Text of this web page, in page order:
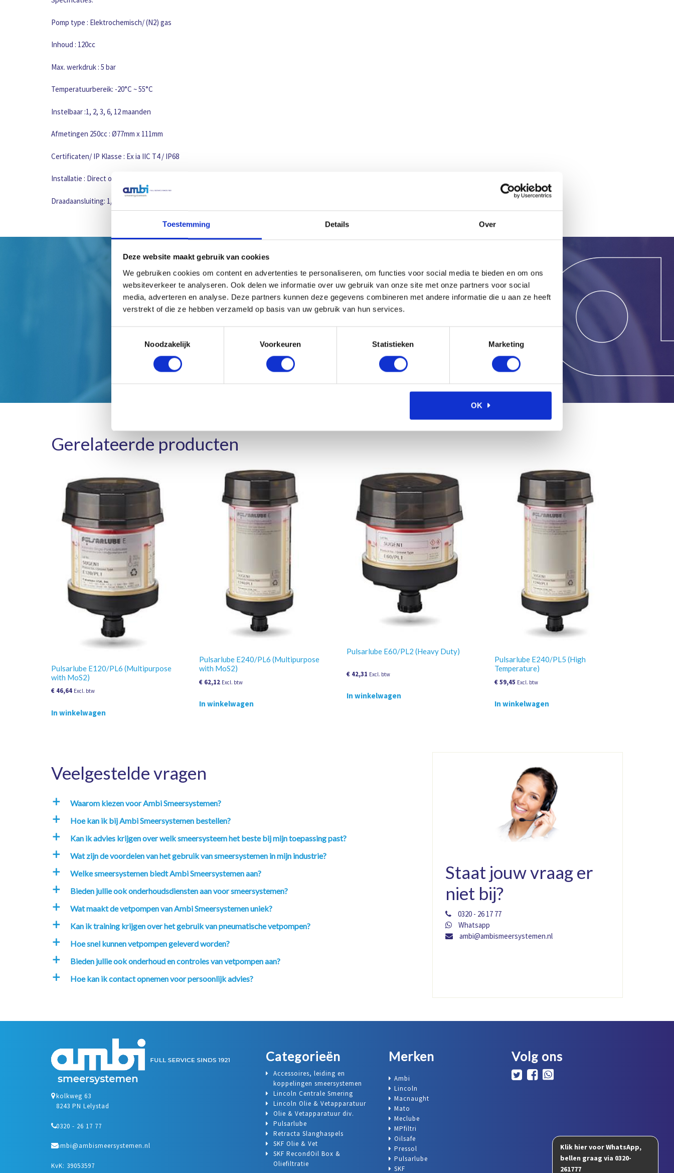
Toestemming Details Over
Deze website maakt gebruik van cookies
We gebruiken cookies om content en advertenties te personaliseren, om functies voor social media te bieden en om ons
websiteverkeer te analyseren. Ook delen we informatie over uw gebruik van onze site met onze partners voor social
media, adverteren en analyse. Deze partners kunnen deze gegevens combineren met andere informatie die u aan ze heeft
verstrekt of die ze hebben verzameld op basis van uw gebruik van hun services.
Noodzakelijk
Voorkeuren Statistieken Marketing
OK
Pomp type : Elektrochemisch/ (N2) gas
Inhoud : 120cc
Max. werkdruk : 5 bar
Temperatuurbereik: -20°C ~ 55°C
Instelbaar :1, 2, 3, 6, 12 maanden
Afmetingen 250cc : Ø77mm x 111mm
Certificaten/ IP Klasse : Ex ia IIC T4 / IP68
Installatie : Direct op smeerpunt
Draadaansluiting: 1/4″ BSP
Heb je persoonlijk advies nodig?
Laat ons jou adviseren!
Maak gelijk een afspraak
Gerelateerde producten
Pulsarlube E120/PL6 (Multipurpose
with MoS2)
€ 46,64 Excl. btw
In winkelwagen
Pulsarlube E240/PL6 (Multipurpose
with MoS2)
€62,12 Excl. btw
In winkelwagen
Pulsarlube E60/PL2 (Heavy Duty)
€ 42,31 Excl. btw
In winkelwagen
Pulsarlube E240/PL5 (High
Temperature)
€59,45 Excl. btw
In winkelwagen
Veelgestelde vragen
a Waarom kiezen voor Ambi Smeersystemen?
a Hoe kan ik bij Ambi Smeersystemen bestellen?
a Kan ik advies krijgen over welk smeersysteem het beste bij mijn toepassing past?
a Wat zijn de voordelen van het gebruik van smeersystemen in mijn industrie?
a Welke smeersystemen biedt Ambi Smeersystemen aan?
a Bieden jullie ook onderhoudsdiensten aan voor smeersystemen?
a Wat maakt de vetpompen van Ambi Smeersystemen uniek?
a Kan ik training krijgen over het gebruik van pneumatische vetpompen?
a Hoe snel kunnen vetpompen geleverd worden?
a Bieden jullie ook onderhoud en controles van vetpompen aan?
a Hoe kan ik contact opnemen voor persoonlijk advies?
Staat jouw vraag er
niet bij?
0320 - 26 17 77
Whatsapp
ambi@ambismeersystemen.nl
kolkweg 63
8243 PN Lelystad
0320 - 26 17 77
ambi@ambismeersystemen.nl
KvK: 39053597
Categorieën
Accessoires, leiding en
koppelingen smeersystemen
Lincoln Centrale Smering
Lincoln Olie & Vetapparatuur
Olie & Vetapparatuur div.
Pulsarlube
Retracta Slanghaspels
SKF Olie & Vet
SKF RecondOil Box &
Oliefiltratie
Merken
Ambi
Lincoln
Macnaught
Mato
Meclube
MPfiltri
Oilsafe
Pressol
Pulsarlube
SKF
Volg ons